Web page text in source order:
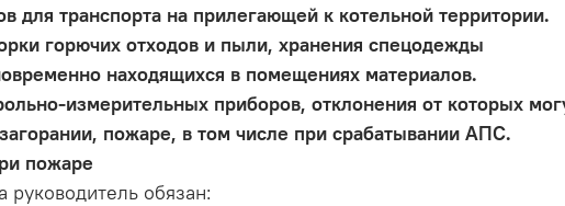
для транспорта на прилегающей к котельной территории.
горючих отходов и пыли, хранения спецодежды
находящихся в помещениях материалов.
измерительных приборов, отклонения от которых
пожаре, в том числе при срабатывании АПС.
пожаре
обязан: